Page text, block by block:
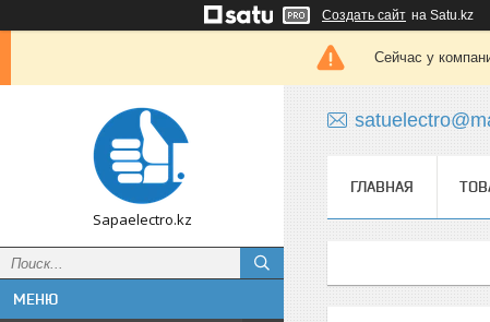
Создать сайт на Satu.kz
Сейчас у
Sapaelectro.kz
ГЛАВНАЯ